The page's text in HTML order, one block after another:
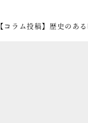
【コラム投稿】歴史のあ